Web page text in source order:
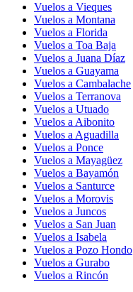
Vuelos a Vieques
Vuelos a Montana
Vuelos a Florida
Vuelos a Toa Baja
Vuelos a Juana Díaz
Vuelos a Guayama
Vuelos a Cambalache
Vuelos a Terranova
Vuelos a Utuado
Vuelos a Aibonito
Vuelos a Aguadilla
Vuelos a Ponce
Vuelos a Mayagüez
Vuelos a Bayamón
Vuelos a Santurce
Vuelos a Morovis
Vuelos a Juncos
Vuelos a San Juan
Vuelos a Isabela
Vuelos a Pozo Hondo
Vuelos a Gurabo
Vuelos a Rincón